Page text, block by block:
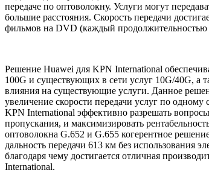
передаче по оптоволокну. Услуги могут
большие расстояния. Скорость передачи
фильмов на DVD (каждый продолжительностью
Решение Huawei для KPN International
100G и существующих в сети услуг 10G/40G, а
влияния на существующие услуги. Данное
увеличение скорости передачи услуг по
KPN International эффективно разрешать
пропускания, и максимизировать
оптоволокна G.652 и G.655 когерентное
дальность передачи 613 км без использования
благодаря чему достигается отличная
International.